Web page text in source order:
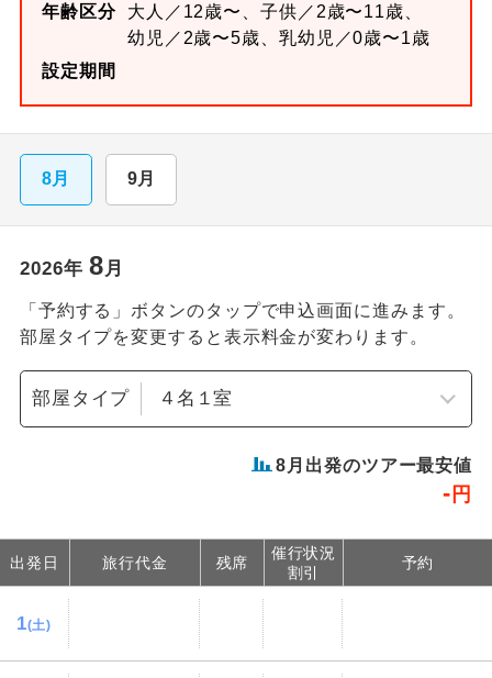
年齢区分
大人／12歳〜、子供／2歳〜11歳、
幼児／2歳〜5歳、乳幼児／0歳〜1歳
設定期間
8月 9月
2026年 8月
「予約する」ボタンのタップで申込画面に進みます。
部屋タイプを変更すると表示料金が変わります。
部屋タイプ
8 月出発のツアー最安値
- 円
出発日 旅行代金 残席
催行状況
割引
予約
1(土)